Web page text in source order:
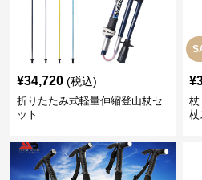
¥34,720 (税込)
折りたたみ式軽量伸縮登山杖セ
ット
¥
杖
杖